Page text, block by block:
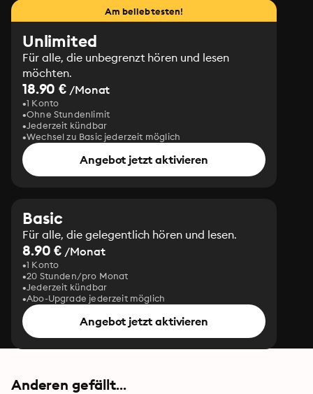
Am beliebtesten!
Unlimited
Für alle, die unbegrenzt hören und lesen
möchten.
18.90 € /Monat
1 Konto
Ohne Stundenlimit
Jederzeit kündbar
Wechsel zu Basic jederzeit möglich
Angebot jetzt aktivieren
Basic
Für alle, die gelegentlich hören und lesen.
8.90 € /Monat
1 Konto
20 Stunden/pro Monat
Jederzeit kündbar
Abo-Upgrade jederzeit möglich
Angebot jetzt aktivieren
Anderen gefällt...